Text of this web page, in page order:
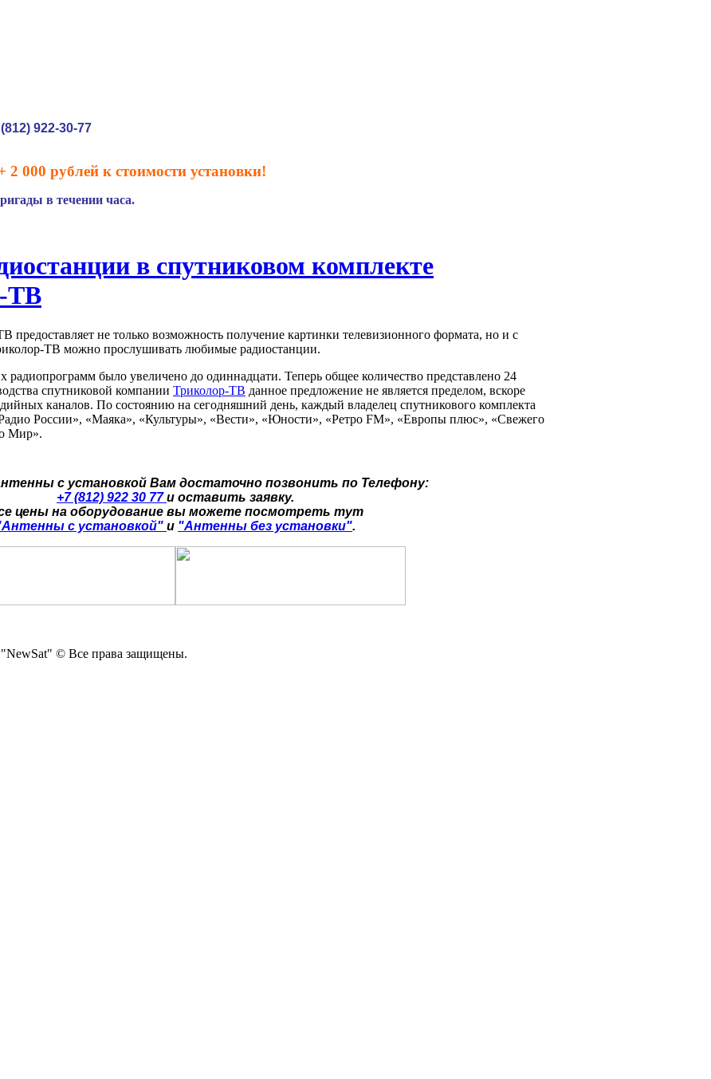
(812) 922-30-77
000 рублей к стоимости установки!
в течении часа.
в спутниковом комплекте
ТВ
предоставляет не только возможность получение картинки телевизионного формата, но и с
ТВ можно прослушивать любимые радиостанции.
радиопрограмм было увеличено до одиннадцати. Теперь общее количество представлено 24
спутниковой компании Триколор-ТВ данное предложение не является пределом, вскоре
каналов. По состоянию на сегодняшний день, каждый владелец спутникового комплекта
России», «Маяка», «Культуры», «Вести», «Юности», «Ретро FM», «Европы плюс», «Свежего
Мир».
с установкой Вам достаточно позвонить по Телефону:
+7 (812) 922 30 77 и оставить заявку.
цены на оборудование вы можете посмотреть тут
с установкой" и "Антенны без установки".
"NewSat" © Все права защищены.